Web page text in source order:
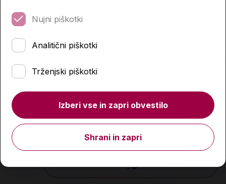
Deklica z naprstnikom, broširana izdaja
17,95 €
Količina
Nujni piškotki
Analitični piškotki
Trženjski piškotki
Izberi vse in zapri obvestilo
Shrani in zapri